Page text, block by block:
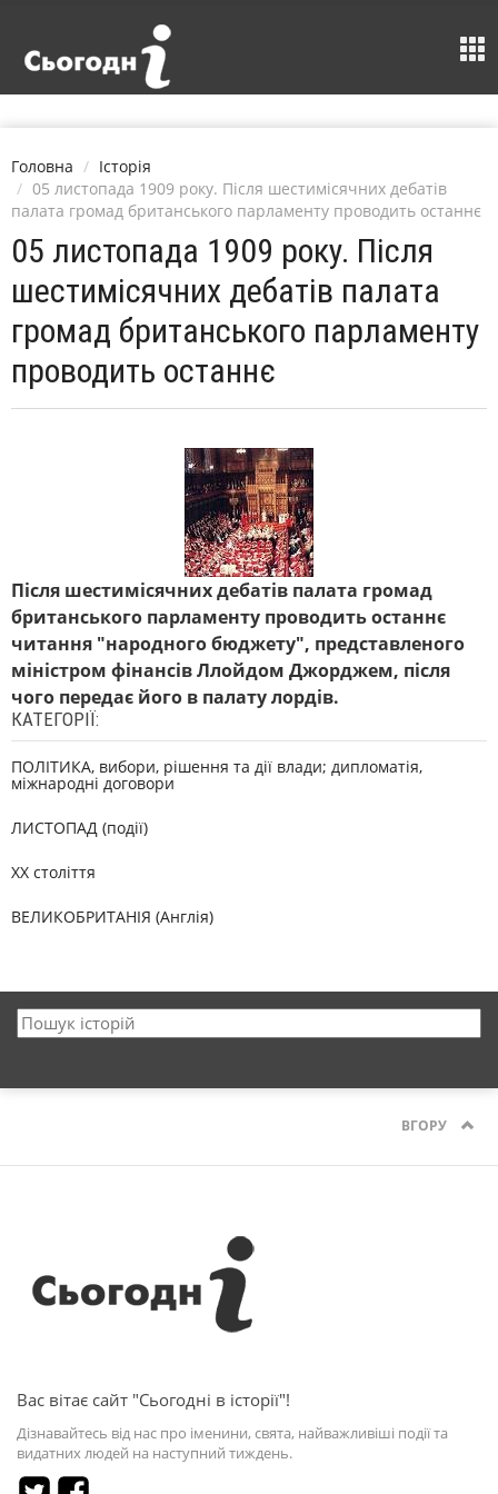
Головна
Історія
05 листопада 1909 року. Після шестимісячних дебатів
палата громад британського парламенту проводить останнє
05 листопада 1909 року. Після
шестимісячних дебатів палата
громад британського парламенту
проводить останнє
Після шестимісячних дебатів палата громад
британського парламенту проводить останнє
читання "народного бюджету", представленого
міністром фінансів Ллойдом Джорджем, після
чого передає його в палату лордів.
КАТЕГОРІЇ:
ПОЛІТИКА, вибори, рішення та дії влади; дипломатія,
міжнародні договори
ЛИСТОПАД (події)
XX століття
ВЕЛИКОБРИТАНІЯ (Англія)
ВГОРУ
Вас вітає сайт "Сьогодні в історії"!
Дізнавайтесь від нас про іменини, свята, найважливіші події та
видатних людей на наступний тиждень.